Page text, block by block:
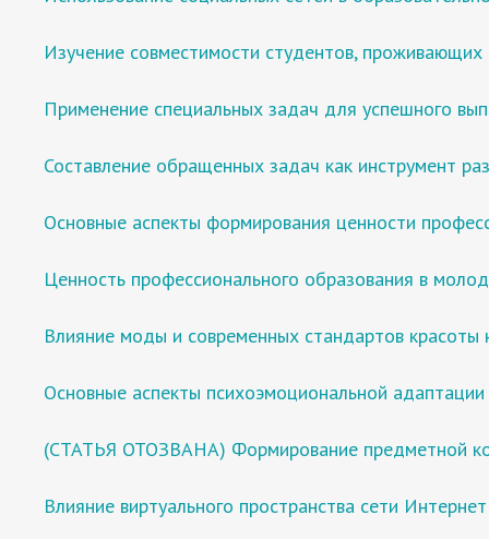
Изучение совместимости студентов,
Применение специальных задач для успешного
Составление обращенных задач как инструмент
Основные аспекты формирования ценности
Ценность профессионального образования в
Влияние моды и современных стандартов красоты
Основные аспекты психоэмоциональной
(СТАТЬЯ ОТОЗВАНА) Формирование предметной
Влияние виртуального пространства сети